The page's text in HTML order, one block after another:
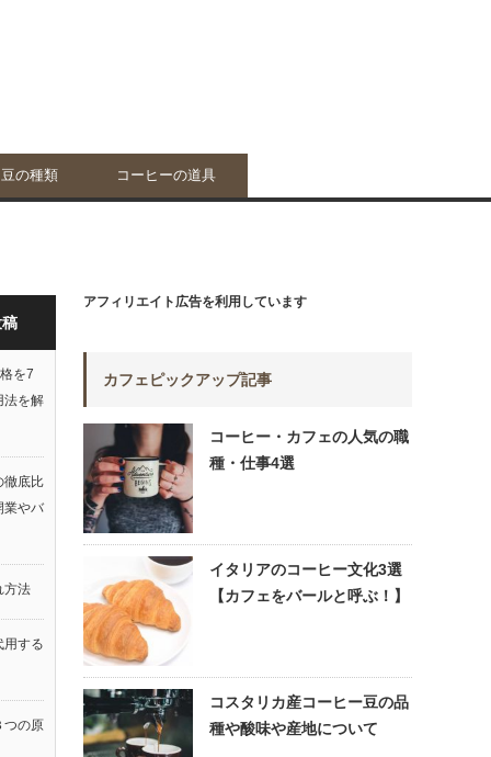
の種類 コーヒーの道具
を7
法を解
徹底比
業やバ
方法
用する
つの原
アフィリエイト広告を利用しています
カフェピックアップ記事
コーヒー・カフェの人気の職
種・仕事4選
イタリアのコーヒー文化3選
【カフェをバールと呼ぶ！】
コスタリカ産コーヒー豆の品
種や酸味や産地について